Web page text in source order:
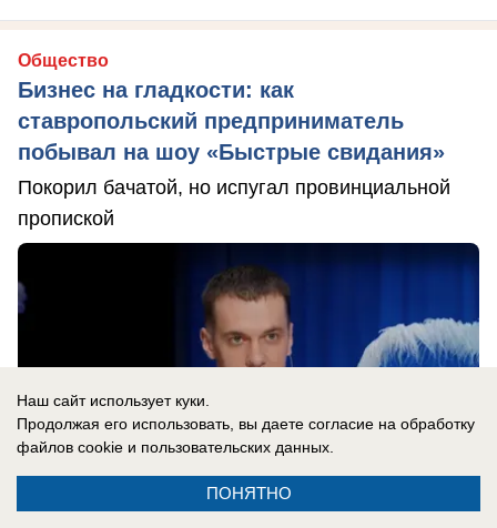
Общество
Бизнес на гладкости: как
ставропольский предприниматель
побывал на шоу «Быстрые свидания»
Покорил бачатой, но испугал провинциальной
пропиской
Наш сайт использует куки.
Продолжая его использовать, вы даете согласие на обработку
файлов cookie и пользовательских данных.
ПОНЯТНО